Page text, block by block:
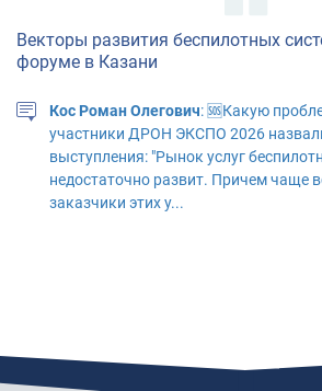
Векторы развития беспилотных
форуме в Казани
Кос Роман Олегович: 🆘Какую
участники ДРОН ЭКСПО 2026
выступления: "Рынок услуг
недостаточно развит. Причем чаще
заказчики этих у...
технологий идентификации